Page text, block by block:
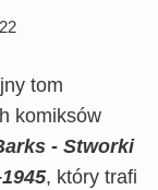
tom
komiksów
- Stworki
, który trafi